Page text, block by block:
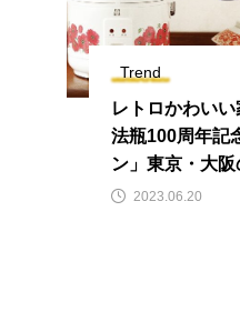
Trend
レトロかわい
法瓶100周年記
ン」東京・大
り期間限定展示
2023.06.20